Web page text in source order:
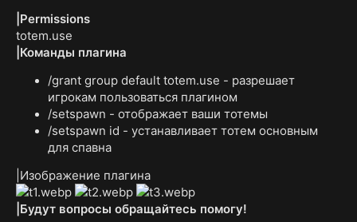
|Permissions
totem.use
|Команды плагина
/grant group default totem.use - разрешает
игрокам пользоваться плагином
/setspawn - отображает ваши тотемы
/setspawn id - устанавливает тотем основным
для спавна
|Изображение плагина
|Будут вопросы обращайтесь помогу!